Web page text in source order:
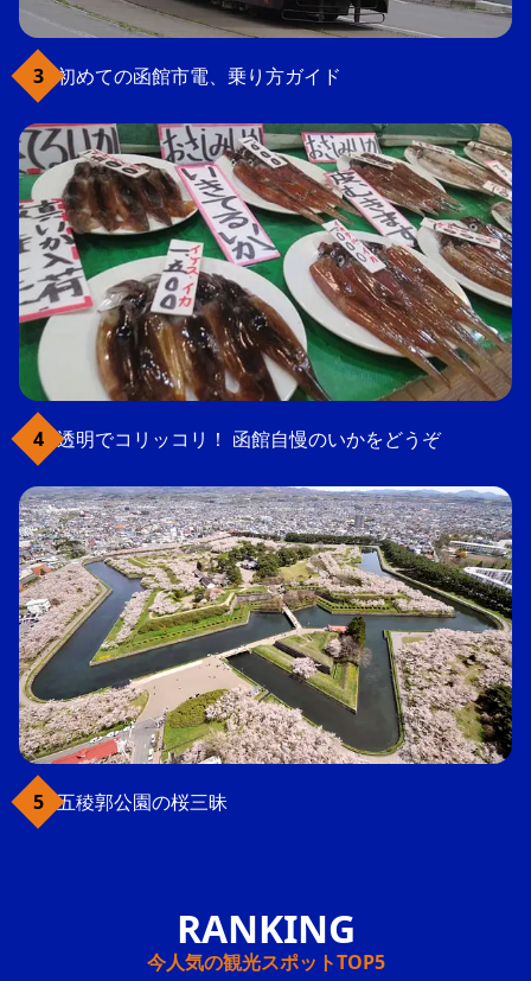
初めての函館市電、乗り方ガイド
透明でコリッコリ！ 函館自慢のいかをどうぞ
五稜郭公園の桜三昧
今人気の観光スポットTOP5